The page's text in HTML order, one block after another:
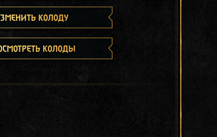
колоду
колоды